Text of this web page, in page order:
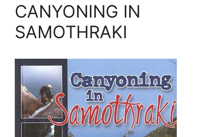
CANYONING IN
SAMOTHRAKI